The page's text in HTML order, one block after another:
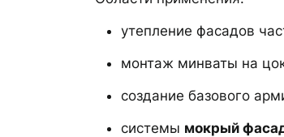
утепление фасадов
монтаж минваты на
создание базового
системы мокрый